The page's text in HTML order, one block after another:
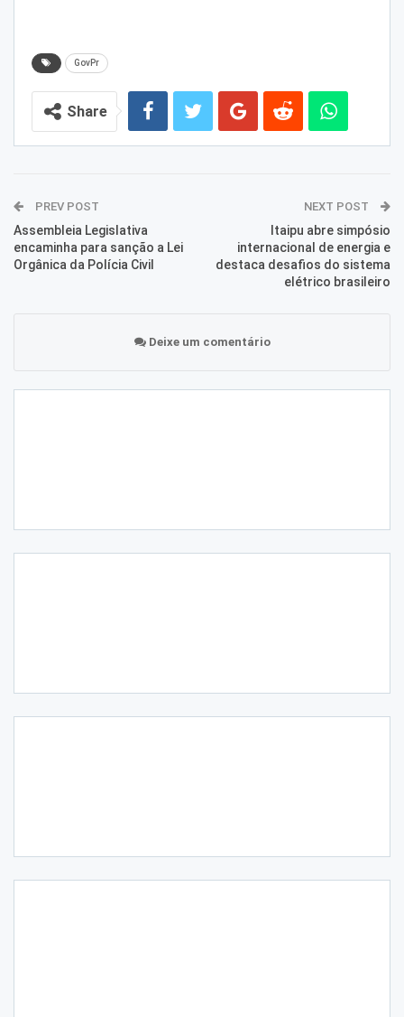
GovPr
Share
PREV POST
Assembleia Legislativa
encaminha para sanção a Lei
Orgânica da Polícia Civil
NEXT POST
Itaipu abre simpósio
internacional de energia e
destaca desafios do sistema
elétrico brasileiro
Deixe um comentário